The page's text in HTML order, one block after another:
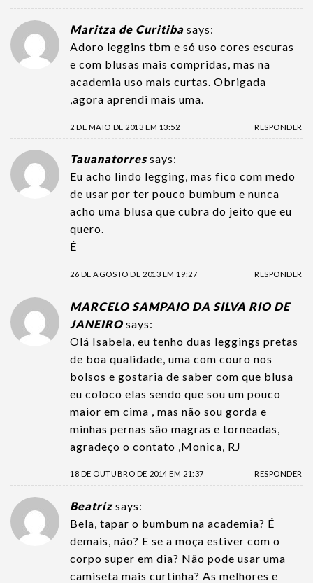
Maritza de Curitiba says:
Adoro leggins tbm e só uso cores escuras
e com blusas mais compridas, mas na
academia uso mais curtas. Obrigada
,agora aprendi mais uma.
2 DE MAIO DE 2013 EM 13:52 RESPONDER
Tauanatorres says:
Eu acho lindo legging, mas fico com medo
de usar por ter pouco bumbum e nunca
acho uma blusa que cubra do jeito que eu
quero.
É
26 DE AGOSTO DE 2013 EM 19:27 RESPONDER
MARCELO SAMPAIO DA SILVA RIO DE
JANEIRO says:
Olá Isabela, eu tenho duas leggings pretas
de boa qualidade, uma com couro nos
bolsos e gostaria de saber com que blusa
eu coloco elas sendo que sou um pouco
maior em cima , mas não sou gorda e
minhas pernas são magras e torneadas,
agradeço o contato ,Monica, RJ
18 DE OUTUBRO DE 2014 EM 21:37 RESPONDER
Beatriz says:
Bela, tapar o bumbum na academia? É
demais, não? E se a moça estiver com o
corpo super em dia? Não pode usar uma
camiseta mais curtinha? As melhores e